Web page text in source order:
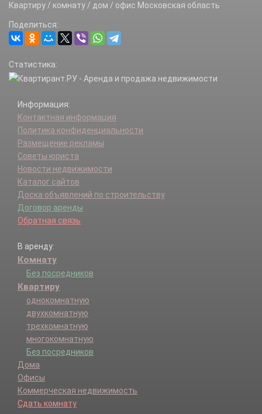
Квартиру / комнату / дом / офис Московская область
Поделиться:
Статистика:
Информация:
Контактная информация
Политика конфиденциальности
Размещение рекламы
Советы юриста
Новости недвижимости
Каталог сайтов
Доска объявлений по строительству
Договор аренды
Обратная связь
В аренду:
Комнату
Без посредников
Квартиру
однокомнатную
двухкомнатную
трехкомнатную
многокомнатную
Без посредников
Дома
Офисы
Коммерческая недвижимость
Сдать комнату